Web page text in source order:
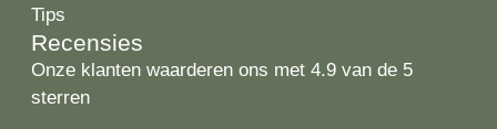
Tips
Recensies
Onze klanten waarderen ons met 4.9 van de 5
sterren